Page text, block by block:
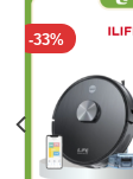
-33%